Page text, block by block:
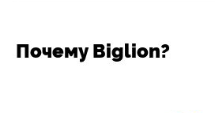
Почему Biglion?